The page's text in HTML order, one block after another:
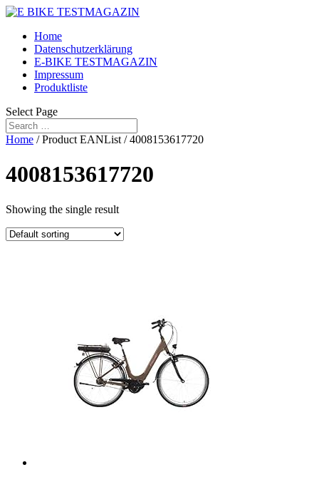
Home
Datenschutzerklärung
E-BIKE TESTMAGAZIN
Impressum
Produktliste
Select Page
Home / Product EANList / 4008153617720
4008153617720
Showing the single result